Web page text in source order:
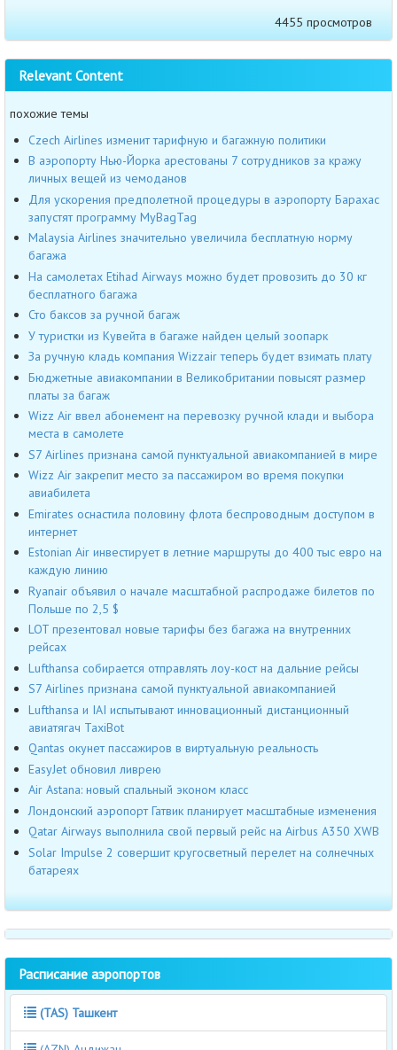
4455 просмотров
Relevant Content
похожие темы
Czech Airlines изменит тарифную и багажную политики
В аэропорту Нью-Йорка арестованы 7 сотрудников за кражу
личных вещей из чемоданов
Для ускорения предполетной процедуры в аэропорту Барахас
запустят программу MyBagTag
Malaysia Airlines значительно увеличила бесплатную норму
багажа
На самолетах Etihad Airways можно будет провозить до 30 кг
бесплатного багажа
Сто баксов за ручной багаж
У туристки из Кувейта в багаже найден целый зоопарк
За ручную кладь компания Wizzair теперь будет взимать плату
Бюджетные авиакомпании в Великобритании повысят размер
платы за багаж
Wizz Air ввел абонемент на перевозку ручной клади и выбора
места в самолете
S7 Airlines признана самой пунктуальной авиакомпанией в мире
Wizz Air закрепит место за пассажиром во время покупки
авиабилета
Emirates оснастила половину флота беспроводным доступом в
интернет
Estonian Air инвестирует в летние маршруты до 400 тыс евро на
каждую линию
Ryanair объявил о начале масштабной распродаже билетов по
Польше по 2,5 $
LOT презентовал новые тарифы без багажа на внутренних
рейсах
Lufthansa собирается отправлять лоу-кост на дальние рейсы
S7 Airlines признана самой пунктуальной авиакомпанией
Lufthansa и IAI испытывают инновационный дистанционный
авиатягач TaxiBot
Qantas окунет пассажиров в виртуальную реальность
EasyJet обновил ливрею
Air Astana: новый спальный эконом класс
Лондонский аэропорт Гатвик планирует масштабные изменения
Qatar Airways выполнила свой первый рейс на Airbus A350 XWB
Solar Impulse 2 совершит кругосветный перелет на солнечных
батареях
Расписание аэропортов
(TAS) Ташкент